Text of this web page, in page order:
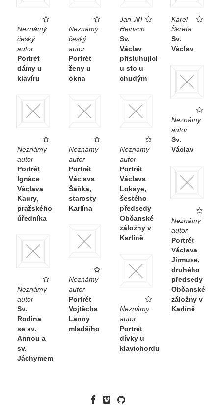
Neznámý
český
autor
Portrét
dámy u
klavíru
Neznámý
český
autor
Portrét
ženy u
okna
Jan Jiří
Heinsch
Sv.
Václav
přisluhující
u stolu
chudým
Karel
Škréta
Sv.
Václav
Neznámy
autor
Sv.
Václav
Neznámy
autor
Portrét
Ignáce
Václava
Kaury,
pražského
úředníka
Neznámy
autor
Portrét
Václava
Šaňka,
starosty
Karlína
Neznámy
autor
Portrét
Václava
Lokaye,
šestého
předsedy
Občanské
záložny v
Karlíně
Neznámy
autor
Portrét
Václava
Jirmuse,
druhého
předsedy
Občanské
záložny v
Karlíně
Neznámy
autor
Portrét
Vojtěcha
Lanny
mladšího
Neznámy
autor
Sv.
Rodina
se sv.
Annou a
sv.
Jáchymem
Neznámy
autor
Portrét
dívky u
klavichordu